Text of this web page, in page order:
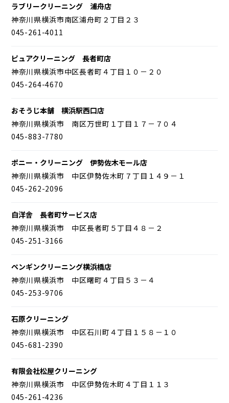
ラブリークリーニング 浦舟店
神奈川県横浜市南区浦舟町２丁目２３
045-261-4011
ピュアクリーニング 長者町店
神奈川県横浜市中区長者町４丁目１０－２０
045-264-4670
おそうじ本舗 横浜駅西口店
神奈川県横浜市 南区万世町１丁目１７－７０４
045-883-7780
ポニー・クリーニング 伊勢佐木モール店
神奈川県横浜市 中区伊勢佐木町７丁目１４９－１
045-262-2096
白洋舎 長者町サービス店
神奈川県横浜市 中区長者町５丁目４８－２
045-251-3166
ペンギンクリーニング横浜橋店
神奈川県横浜市 中区曙町４丁目５３－４
045-253-9706
石原クリーニング
神奈川県横浜市 中区石川町４丁目１５８－１０
045-681-2390
有限会社松屋クリーニング
神奈川県横浜市 中区伊勢佐木町４丁目１１３
045-261-4236